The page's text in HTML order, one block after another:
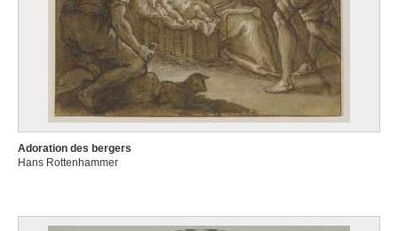
Adoration des bergers
Hans Rottenhammer